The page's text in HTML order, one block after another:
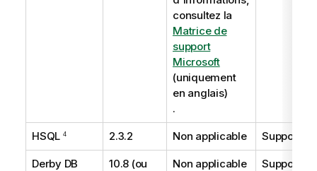
consultez la
Matrice de
support
Microsoft
(uniquement
en anglais)
.
HSQL 4 2.3.2 Non applicable Supporté
Derby DB
10.8 (ou
Non applicable Supporté